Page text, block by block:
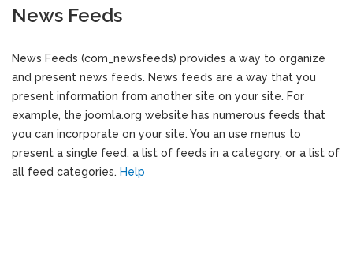
News Feeds
News Feeds (com_newsfeeds) provides a way to organize
and present news feeds. News feeds are a way that you
present information from another site on your site. For
example, the joomla.org website has numerous feeds that
you can incorporate on your site. You an use menus to
present a single feed, a list of feeds in a category, or a list of
all feed categories. Help